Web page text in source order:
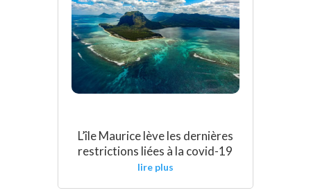
L’île Maurice lève les dernières
restrictions liées à la covid-19
lire plus